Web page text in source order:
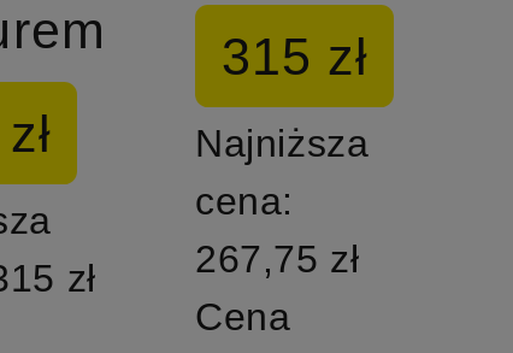
zł
315 zł
Najniższa
cena:
267,75 zł
Cena